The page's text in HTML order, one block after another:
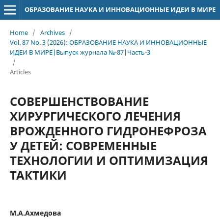
ОБРАЗОВАНИЕ НАУКА И ИННОВАЦИОННЫЕ ИДЕИ В МИРЕ
Home / Archives /
Vol. 87 No. 3 (2026): ОБРАЗОВАНИЕ НАУКА И ИННОВАЦИОННЫЕ
ИДЕИ В МИРЕ|Выпуск журнала №-87|Часть-3
/
Articles
СОВЕРШЕНСТВОВАНИЕ
ХИРУРГИЧЕСКОГО ЛЕЧЕНИЯ
ВРОЖДЕННОГО ГИДРОНЕФРОЗА
У ДЕТЕЙ: СОВРЕМЕННЫЕ
ТЕХНОЛОГИИ И ОПТИМИЗАЦИЯ
ТАКТИКИ
М.А.Ахмедова